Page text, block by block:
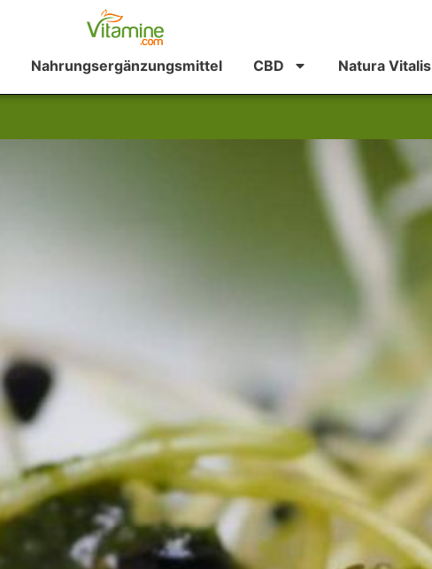
Nahrungsergänzungsmittel CBD Natura Vitalis